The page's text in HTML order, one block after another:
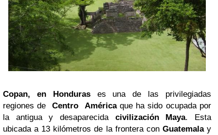
Copan, en Hondurases una de las privilegiadas
regiones de Centro Américaque ha sido ocupada por
la antigua y desaparecida civilización Maya. Esta
ubicada a 13 kilómetros de la frontera con Guatemala y